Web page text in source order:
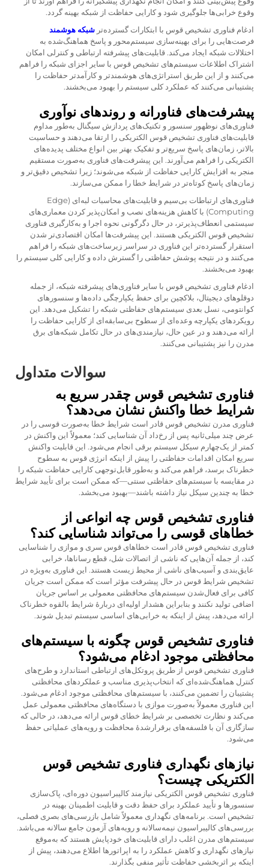
وقوع خرابی‌ها جلوگیری شود و کارایی حفاظت از شبکه بهینه گردد.
ادغام فناوری تشخیص قوس با ابتکارات گسترده‌تر شبکه هوشمند
فرصت‌هایی را برای بهینه‌سازی سیستم‌محور و پاسخ هماهنگ‌شده به
اختلالات شبکه ایجاد می‌کند. قابلیت‌های پیشرفته ارتباطی و کنترلی امکان
اشتراک اطلاعات سیستم‌های تشخیص قوس با سایر اجزای شبکه را فراهم
می‌کنند و از این طریق استراتژی‌های هوشمندتر و کارآمدتر حفاظت را
پشتیبانی می‌کنند که عملکرد کلی سیستم را بهبود می‌بخشند.
پیشرفت‌های فناورانه و روندهای نوآوری
فناوری‌های نوظهور سنسور و تکنیک‌های پردازش سیگنال به‌طور مداوم
قابلیت‌های فناوری تشخیص قوس الکتریکی را ارتقا می‌دهند و حساسیت
بالاتر، زمان‌های پاسخ سریع‌تر و تفکیک بهتر بین انواع مختلف پدیده‌های
الکتریکی را فراهم می‌آورند. این پیشرفت‌های فناوری به‌صورت مستقیم
منجر به افزایش کارایی حفاظت از شبکه می‌شوند؛ زیرا تشخیص دقیق‌تر و
زمان‌های پاسخ کوتاه‌تر در شرایط خطا را ممکن می‌سازند.
فناوری‌های ارتباطات بی‌سیم و قابلیت‌های محاسبات لبه‌ای (Edge
Computing) با کاهش هزینه‌های نصب و امکان‌پذیر کردن معماری‌های
سیستمی انعطاف‌پذیرتر، در حال دگرگونی نحوه اجرا و به‌کارگیری فناوری
تشخیص قوس الکتریکی هستند. این پیشرفت‌ها امکان اقتصادی‌تر شدن
استقرار گسترده‌تر این فناوری در سراسر زیرساخت‌های شبکه را فراهم
می‌کنند و در نتیجه پوشش حفاظتی را گسترش داده و کارایی کلی سیستم را
بهبود می‌بخشند.
ادغام فناوری تشخیص قوس با سایر فناوری‌های پیشرفته شبکه، از جمله
دوقلوهای دیجیتال، بلاکچین برای حفظ یکپارچگی داده‌ها و سنسورهای
کوانتومی، نسل بعدی سیستم‌های حفاظتی شبکه را تشکیل می‌دهد. این
رویکردهای یکپارچه وعده‌ای از سطوح بی‌سابقه‌ای از کارایی حفاظت را
ارائه می‌دهند و در عین حال، نیازمندی‌های در حال تکامل شبکه‌های برق
مدرن را نیز پشتیبانی می‌کنند.
سوالات متداول
فناوری تشخیص قوس چقدر سریع به
شرایط خطا واکنش نشان می‌دهد؟
فناوری مدرن تشخیص قوس قادر است شرایط خطا به‌صورت قوسی را در
عرض چند میلی‌ثانیه پس از رخ‌داد آن شناسایی کند؛ معمولاً این واکنش در
کمتر از یک‌چهارم سیکل سیستم برقی انجام می‌شود. این قابلیت واکنش
سریع امکان اقدامات حفاظتی را پیش از اینکه انرژی قوس به سطوح
خطرناک برسد، فراهم می‌کند و به‌طور قابل‌توجهی کارایی حفاظت شبکه را
در مقایسه با سیستم‌های حفاظتی سنتی—که ممکن است برای تأیید شرایط
خطا به چندین سیکل نیاز داشته باشند—بهبود می‌بخشد.
فناوری تشخیص قوس چه انواعی از
خطاهای قوسی را می‌تواند شناسایی کند؟
فناوری تشخیص قوس قادر است خطاهای قوس سری و موازی را شناسایی
کند، از جمله آن‌هایی که ناشی از اتصالات شل، قطع رساناها، خرابی
عایق‌بندی و آسیب‌های ناشی از محیط زیست هستند. این فناوری به‌ویژه در
تشخیص شرایط قوس در حال پیشرفت مؤثر است که ممکن است جریان
کافی برای فعال‌شدن سیستم‌های محافظتی معمولی بر اساس جریان
اضافی تولید نکنند و بنابراین هشدار اولیه‌ای دربارهٔ شرایط بالقوه خطرناک
ارائه می‌دهد، پیش از اینکه به خرابی‌های اساسی سیستم تبدیل شوند.
فناوری تشخیص قوس چگونه با سیستم‌های
محافظتی موجود ادغام می‌شود؟
فناوری تشخیص قوس از طریق پروتکل‌های ارتباطی استاندارد و طرح‌های
کنترل هماهنگ‌شده‌ای که انتخاب‌پذیری مناسب و عملکردهای محافظتی
پشتیبان را تضمین می‌کنند، با سیستم‌های محافظتی موجود ادغام می‌شود.
این فناوری معمولاً به‌صورت موازی با دستگاه‌های محافظتی معمولی عمل
می‌کند و نظارت تخصصی بر شرایط خطای قوس ارائه می‌دهد، در حالی که
سازگاری آن با فلسفه‌های برقرارشدهٔ محافظت و رویه‌های عملیاتی حفظ
می‌شود.
نیازهای نگهداری فناوری تشخیص قوس
الکتریکی چیست؟
فناوری تشخیص قوس الکتریکی نیازمند کالیبراسیون دوره‌ای، پاک‌سازی
سنسورها و تأیید عملکرد برای حفظ دقت و قابلیت اطمینان بهینه در
تشخیص است. برنامه‌های نگهداری معمولاً شامل بازرسی‌های بصری فصلی،
بررسی‌های کالیبراسیون نیمه‌سالانه و رویه‌های آزمون جامع سالانه می‌باشد.
سیستم‌های مدرن اغلب دارای قابلیت‌های خودپایش هستند که به‌موقع
نیازهای نگهداری و کاهش عملکرد را به اپراتورها اطلاع می‌دهند، پیش از
اینکه بر اثربخشی حفاظت تأثیر منفی بگذارند.